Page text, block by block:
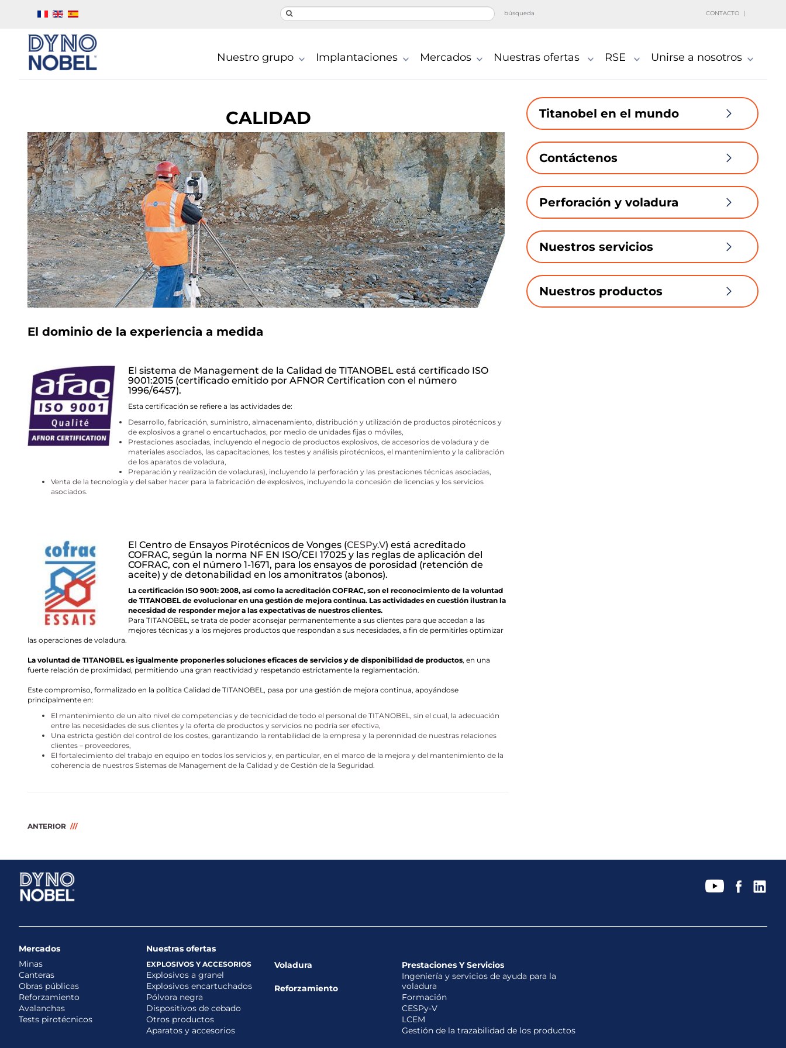
búsqueda CONTACTO
Nuestro grupo Implantaciones Mercados Nuestras ofertas RSE Unirse a nosotros
CALIDAD
El dominio de la experiencia a medida
El sistema de Management de la Calidad de TITANOBEL está certificado ISO
9001:2015 (certificado emitido por AFNOR Certification con el número
1996/6457).
Esta certificación se refiere a las actividades de:
Desarrollo, fabricación, suministro, almacenamiento, distribución y utilización de productos pirotécnicos y
de explosivos a granel o encartuchados, por medio de unidades fijas o móviles,
Prestaciones asociadas, incluyendo el negocio de productos explosivos, de accesorios de voladura y de
materiales asociados, las capacitaciones, los testes y análisis pirotécnicos, el mantenimiento y la calibración
de los aparatos de voladura,
Preparación y realización de voladuras), incluyendo la perforación y las prestaciones técnicas asociadas,
Venta de la tecnología y del saber hacer para la fabricación de explosivos, incluyendo la concesión de licencias y los servicios
asociados.
El Centro de Ensayos Pirotécnicos de Vonges (CESPy.V) está acreditado
COFRAC, según la norma NF EN ISO/CEI 17025 y las reglas de aplicación del
COFRAC, con el número 1-1671, para los ensayos de porosidad (retención de
aceite) y de detonabilidad en los amonitratos (abonos).
La certificación ISO 9001: 2008, así como la acreditación COFRAC, son el reconocimiento de la voluntad
de TITANOBEL de evolucionar en una gestión de mejora continua. Las actividades en cuestión ilustran la
necesidad de responder mejor a las expectativas de nuestros clientes.
Para TITANOBEL, se trata de poder aconsejar permanentemente a sus clientes para que accedan a las
mejores técnicas y a los mejores productos que respondan a sus necesidades, a fin de permitirles optimizar
las operaciones de voladura.
La voluntad de TITANOBEL es igualmente proponerles soluciones eficaces de servicios y de disponibilidad de productos, en una
fuerte relación de proximidad, permitiendo una gran reactividad y respetando estrictamente la reglamentación.
Este compromiso, formalizado en la política Calidad de TITANOBEL, pasa por una gestión de mejora continua, apoyándose
principalmente en:
El mantenimiento de un alto nivel de competencias y de tecnicidad de todo el personal de TITANOBEL, sin el cual, la adecuación
entre las necesidades de sus clientes y la oferta de productos y servicios no podría ser efectiva,
Una estricta gestión del control de los costes, garantizando la rentabilidad de la empresa y la perennidad de nuestras relaciones
clientes – proveedores,
El fortalecimiento del trabajo en equipo en todos los servicios y, en particular, en el marco de la mejora y del mantenimiento de la
coherencia de nuestros Sistemas de Management de la Calidad y de Gestión de la Seguridad.
ANTERIOR
Titanobel en el mundo
Contáctenos
Perforación y voladura
Nuestros servicios
Nuestros productos
Mercados
Minas
Canteras
Obras públicas
Reforzamiento
Avalanchas
Tests pirotécnicos
Nuestras ofertas
EXPLOSIVOS Y ACCESORIOS
Explosivos a granel
Explosivos encartuchados
Pólvora negra
Dispositivos de cebado
Otros productos
Aparatos y accesorios
Voladura
Reforzamiento
Prestaciones Y Servicios
Ingeniería y servicios de ayuda para la
voladura
Formación
CESPy-V
LCEM
Gestión de la trazabilidad de los productos